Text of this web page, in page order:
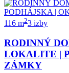
116 m23 izby
RODINNÝ
LOKALITE |
ZÁMKY